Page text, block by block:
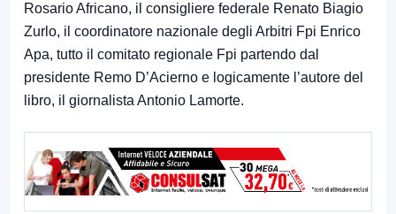
Rosario Africano, il consigliere federale Renato Biagio
Zurlo, il coordinatore nazionale degli Arbitri Fpi Enrico
Apa, tutto il comitato regionale Fpi partendo dal
presidente Remo D’Acierno e logicamente l’autore del
libro, il giornalista Antonio Lamorte.